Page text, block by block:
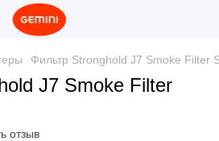
Фильтр Stronghold J7 Smoke Filter
J7 Smoke Filter
отзыв